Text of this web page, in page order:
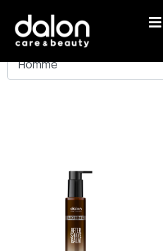
ΚΑΤΗΓΟΡΙΕΣ